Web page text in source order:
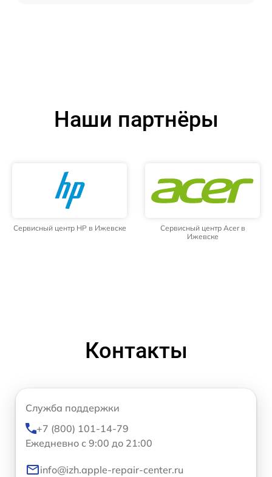
Наши партнёры
Сервисный центр HP в Ижевске
Сервисный центр Acer в
Ижевске
Контакты
Служба поддержки
+7 (800) 101-14-79
Ежедневно с 9:00 до 21:00
info@izh.apple-repair-center.ru